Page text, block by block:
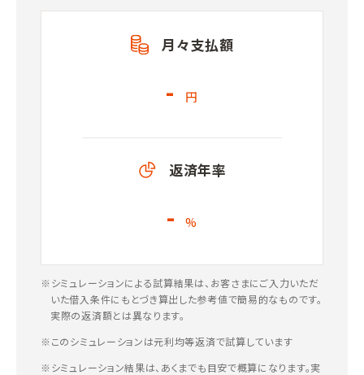
月々支払額
- 円
返済年率
- %
※シミュレーションによる試算結果は、お客さまにご入力いただ
いた借入条件にもとづき算出した参考値で簡易的なものです。
実際の返済額とは異なります。
※このシミュレーションは元利均等返済で試算しています
※シミュレーション結果は、あくまでも目安で概算になります。実